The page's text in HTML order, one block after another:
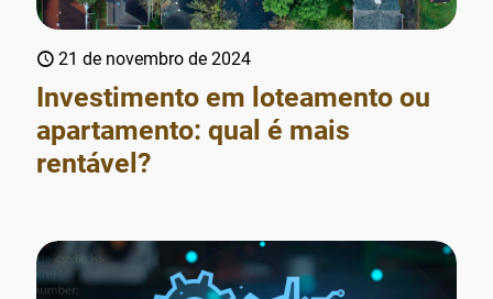
21 de novembro de 2024
Investimento em loteamento ou
apartamento: qual é mais
rentável?